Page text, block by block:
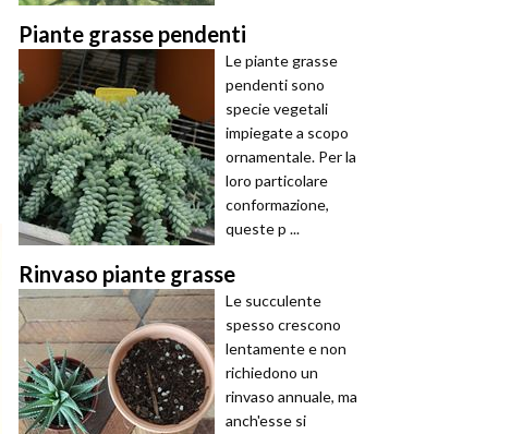
Piante grasse pendenti
Le piante grasse
pendenti sono
specie vegetali
impiegate a scopo
ornamentale. Per la
loro particolare
conformazione,
queste p ...
Rinvaso piante grasse
Le succulente
spesso crescono
lentamente e non
richiedono un
rinvaso annuale, ma
anch'esse si